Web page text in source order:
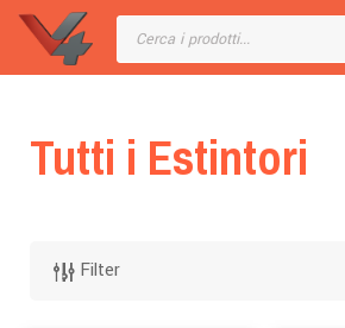
Tutti i Estintori
Filter